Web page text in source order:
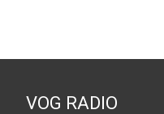
VOG RADIO